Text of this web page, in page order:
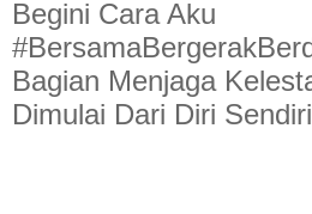
Begini Cara Aku
Bagian Menjaga
Dimulai Dari Diri Sendiri